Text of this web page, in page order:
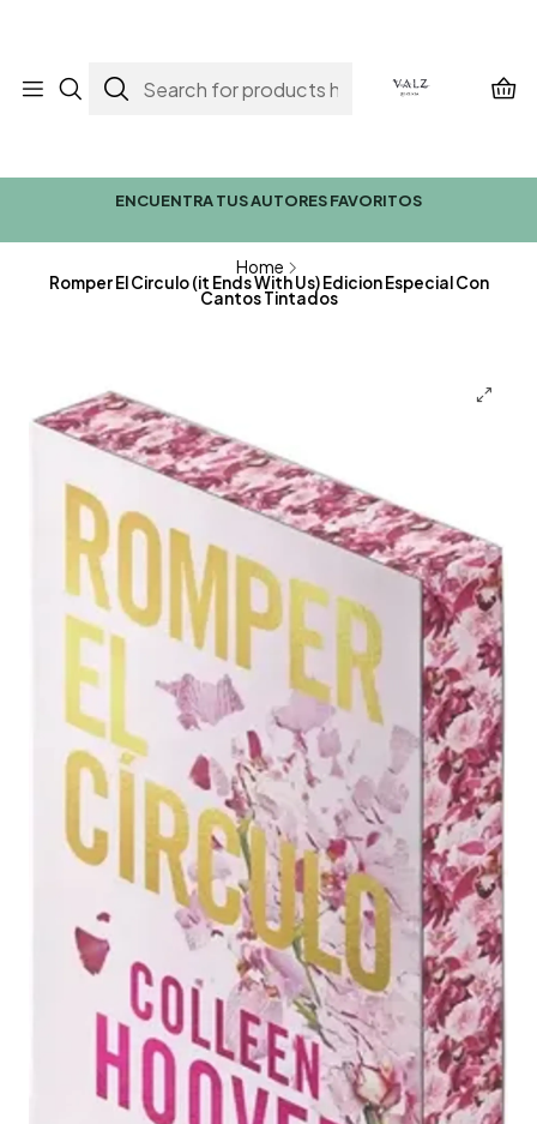
ENCUENTRA TUS AUTORES FAVORITOS
Home
Romper El Circulo (it Ends With Us) Edicion Especial Con
Cantos Tintados